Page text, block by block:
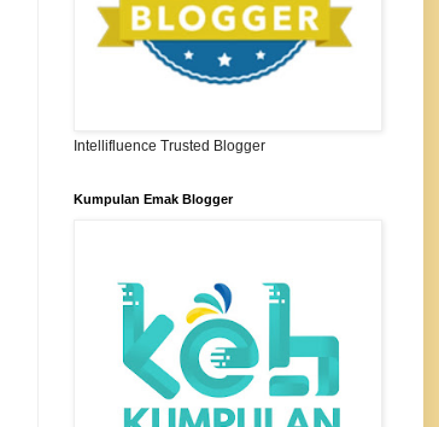
Intellifluence Trusted Blogger
Kumpulan Emak Blogger